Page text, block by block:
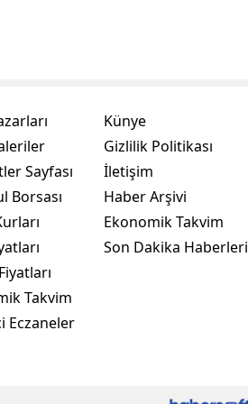
Sayfası
Borsası
Takvim
Eczaneler
Künye
Gizlilik Politikası
İletişim
Haber Arşivi
Ekonomik Takvim
Son Dakika Haberleri